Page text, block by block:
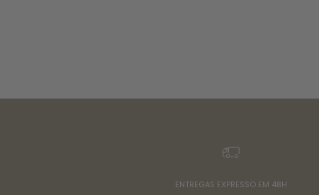
ENTREGAS EXPRESSO EM 48H